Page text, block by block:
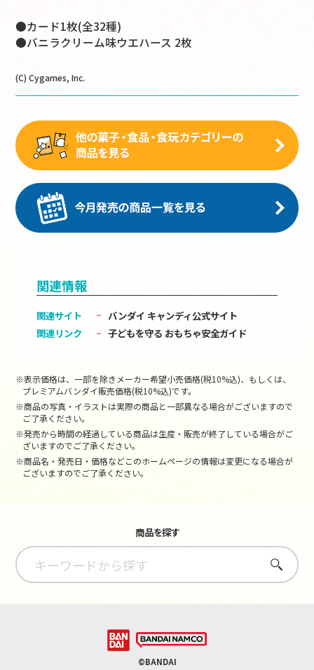
●カード1枚(全32種)
●バニラクリーム味ウエハース 2枚
(C) Cygames, Inc.
関連情報
関連サイト
バンダイ キャンディ公式サイト
関連リンク
子どもを守る おもちゃ安全ガイド
※表示価格は、一部を除きメーカー希望小売価格(税10%込)、もしくは、
プレミアムバンダイ販売価格(税10%込)です。
※商品の写真・イラストは実際の商品と一部異なる場合がございますので
ご了承ください。
※発売から時間の経過している商品は生産・販売が終了している場合がご
ざいますのでご了承ください。
※商品名・発売日・価格などこのホームページの情報は変更になる場合が
ございますのでご了承ください。
商品を探す
さがす
©BANDAI